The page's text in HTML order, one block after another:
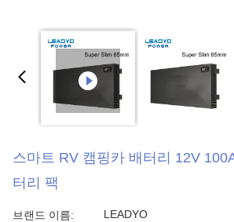
스마트 RV 캠핑카 배터리 12V
터리 팩
브랜드 이름: LEADYO